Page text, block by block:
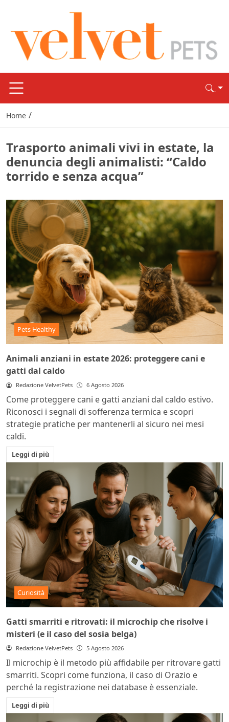
Home /
Trasporto animali vivi in estate, la
denuncia degli animalisti: “Caldo
torrido e senza acqua”
Pets Healthy
Animali anziani in estate 2026: proteggere cani e
gatti dal caldo
Redazione VelvetPets 6 Agosto 2026
Come proteggere cani e gatti anziani dal caldo estivo.
Riconosci i segnali di sofferenza termica e scopri
strategie pratiche per mantenerli al sicuro nei mesi
caldi.
Leggi di più
Curiosità
Gatti smarriti e ritrovati: il microchip che risolve i
misteri (e il caso del sosia belga)
Redazione VelvetPets 5 Agosto 2026
Il microchip è il metodo più affidabile per ritrovare gatti
smarriti. Scopri come funziona, il caso di Orazio e
perché la registrazione nei database è essenziale.
Leggi di più